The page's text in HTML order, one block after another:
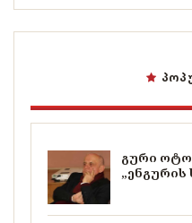
გური
„ენგურის